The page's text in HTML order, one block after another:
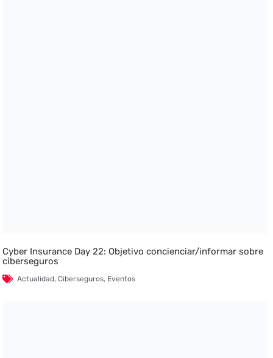
Cyber Insurance Day 22: Objetivo concienciar/informar sobre
ciberseguros
Actualidad,Ciberseguros, Eventos